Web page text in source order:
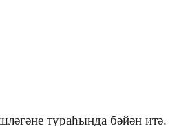
тураһында бәйән итә.